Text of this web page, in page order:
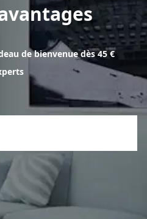
de bienvenue dès 45 €